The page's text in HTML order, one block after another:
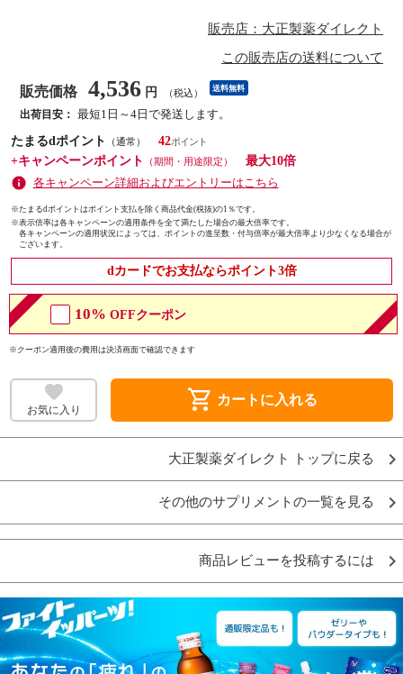
販売店：大正製薬ダイレクト
この販売店の送料について
販売価格 4,536 円 （税込） 送料無料
出荷目安： 最短1日～4日で発送します。
たまるdポイント
（通常）
42
+キャンペーンポイント
（期間・用途限定）
最大10倍
各キャンペーン詳細およびエントリーはこちら
※たまるdポイントはポイント支払を除く商品代金(税抜)の1％です。
※表示倍率は各キャンペーンの適用条件を全て満たした場合の最大倍率です。
各キャンペーンの適用状況によっては、ポイントの進呈数・付与倍率が最大倍率より少なくなる場合が
ございます。
dカードでお支払ならポイント3倍
10% OFFクーポン
※クーポン適用後の費用は決済画面で確認できます
お気に入り shopping_cart カートに入れる
大正製薬ダイレクト トップに戻る
その他のサプリメントの一覧を見る
商品レビューを投稿するには